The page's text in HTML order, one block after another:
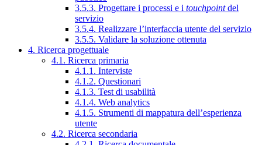
3.5.3. Progettare i processi e i touchpointdel
servizio
3.5.4. Realizzare l’interfaccia utente del servizio
3.5.5. Validare la soluzione ottenuta
4. Ricerca progettuale
4.1. Ricerca primaria
4.1.1. Interviste
4.1.2. Questionari
4.1.3. Test di usabilità
4.1.4. Web analytics
4.1.5. Strumenti di mappatura dell’esperienza
utente
4.2. Ricerca secondaria